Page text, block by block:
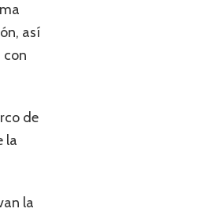
así
con
de
la
la